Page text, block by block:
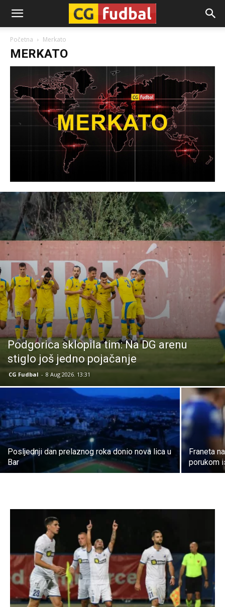
CG-
Fudbal
Početna Merkato
MERKATO
Podgorica sklopila tim: Na DG arenu
stiglo još jedno pojačanje
CG Fudbal - 8 Aug 2026. 13:31
Posljednji dan prelaznog roka donio nova lica u
Bar
Franeta
porukom